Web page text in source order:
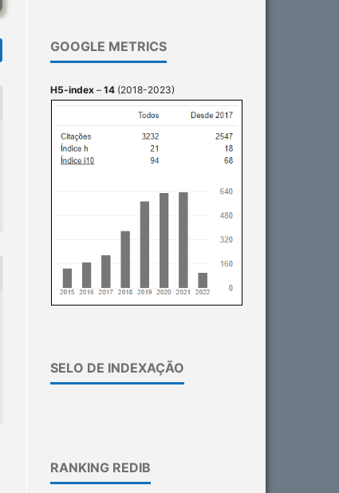
GOOGLE METRICS
H5-index – 14 (2018-2023)
SELO DE INDEXAÇÃO
RANKING REDIB